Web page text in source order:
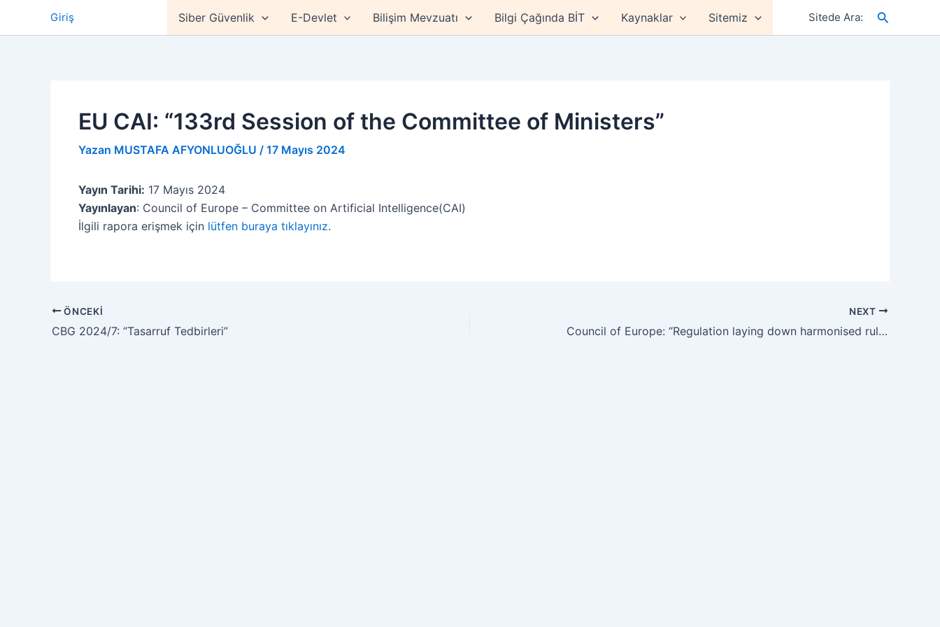
Giriş Siber Güvenlik E-Devlet Bilişim Mevzuatı Bilgi Çağında BİT Kaynaklar Sitemiz Sitede Ara: Arama
EU CAI: “133rd Session of the Committee of Ministers”
Yazan MUSTAFA AFYONLUOĞLU / 17 Mayıs 2024
Yayın Tarihi: 17 Mayıs 2024
Yayınlayan: Council of Europe – Committee on Artificial Intelligence(CAI)
İlgili rapora erişmek için lütfen buraya tıklayınız.
ÖNCEKI
CBG 2024/7: “Tasarruf Tedbirleri”
NEXT
Council of Europe: “Regulation laying down harmonised rules on artificial intelligence (artificial intelligence act)”